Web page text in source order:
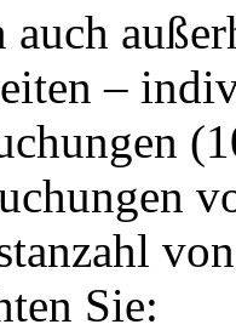
–
Sie: